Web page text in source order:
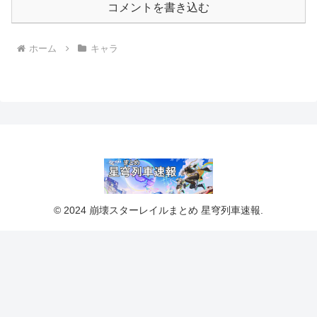
コメントを書き込む
ホーム キャラ
© 2024 崩壊スターレイルまとめ 星穹列車速報.